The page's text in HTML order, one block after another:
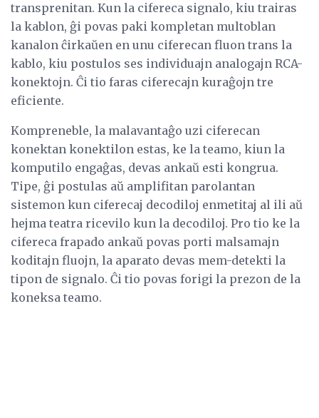
transprenitan. Kun la cifereca signalo, kiu trairas
la kablon, ĝi povas paki kompletan multoblan
kanalon ĉirkaŭen en unu ciferecan fluon trans la
kablo, kiu postulos ses individuajn analogajn RCA-
konektojn. Ĉi tio faras ciferecajn kuraĝojn tre
eficiente.
Kompreneble, la malavantaĝo uzi ciferecan
konektan konektilon estas, ke la teamo, kiun la
komputilo engaĝas, devas ankaŭ esti kongrua.
Tipe, ĝi postulas aŭ amplifitan parolantan
sistemon kun ciferecaj decodiloj enmetitaj al ili aŭ
hejma teatra ricevilo kun la decodiloj. Pro tio ke la
cifereca frapado ankaŭ povas porti malsamajn
koditajn fluojn, la aparato devas mem-detekti la
tipon de signalo. Ĉi tio povas forigi la prezon de la
koneksa teamo.